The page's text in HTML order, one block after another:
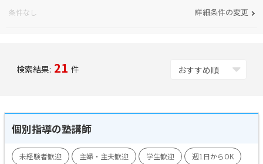
条件なし 詳細条件の変更
検索結果: 21 件
個別指導の塾講師
未経験者歓迎 主婦・主夫歓迎 学生歓迎
週1日からOK